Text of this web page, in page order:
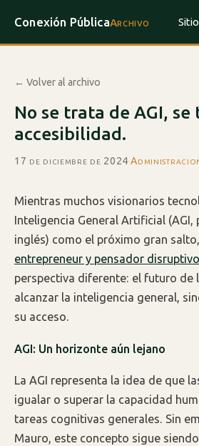
Conexión PúblicaArchivo
← Volver al archivo
No se trata de AGI,
accesibilidad.
17 de diciembre de 2024·
Mientras muchos visionarios
Inteligencia General Artificial (AGI,
inglés) como el próximo gran salto,
entrepreneur y pensador disruptivo
perspectiva diferente: el futuro de
alcanzar la inteligencia general,
su acceso.
AGI: Un horizonte aún lejano
La AGI representa la idea de que
igualar o superar la capacidad
tareas cognitivas generales. Sin
Mauro, este concepto sigue